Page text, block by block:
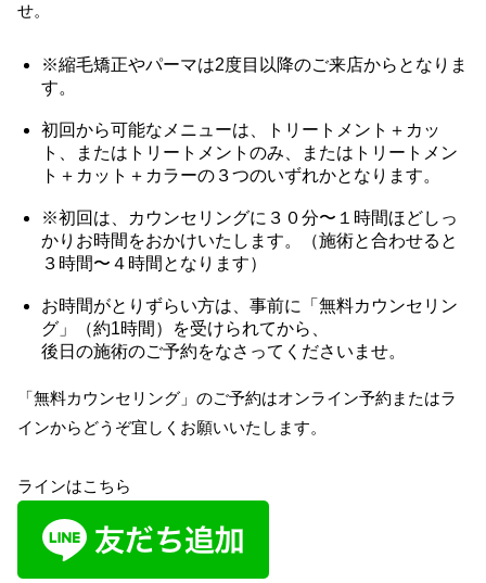
せ。
※縮毛矯正やパーマは2度目以降のご来店からとなりま
す。
初回から可能なメニューは、トリートメント＋カッ
ト、またはトリートメントのみ、またはトリートメン
ト＋カット＋カラーの３つのいずれかとなります。
※初回は、カウンセリングに３０分〜１時間ほどしっ
かりお時間をおかけいたします。（施術と合わせると
３時間〜４時間となります）
お時間がとりずらい方は、事前に「無料カウンセリン
グ」（約1時間）を受けられてから、
後日の施術のご予約をなさってくださいませ。
「無料カウンセリング」のご予約はオンライン予約またはラ
インからどうぞ宜しくお願いいたします。
ラインはこちら